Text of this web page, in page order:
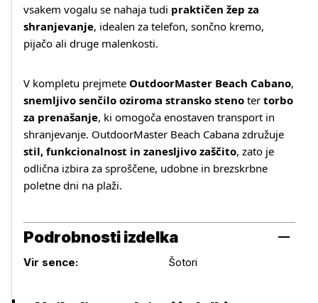
vsakem vogalu se nahaja tudi praktičen žep za
shranjevanje, idealen za telefon, sončno kremo,
pijačo ali druge malenkosti.
V kompletu prejmete OutdoorMaster Beach Cabano,
snemljivo senčilo oziroma stransko steno ter torbo
za prenašanje, ki omogoča enostaven transport in
shranjevanje. OutdoorMaster Beach Cabana združuje
stil, funkcionalnost in zanesljivo zaščito, zato je
odlična izbira za sproščene, udobne in brezskrbne
poletne dni na plaži.
Podrobnosti izdelka
Podrobnosti izdelka
Vir sence: Šotori